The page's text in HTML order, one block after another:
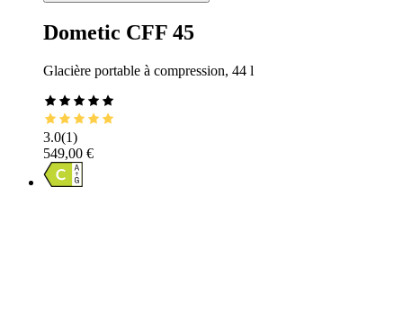
Dometic CFF 45
Glacière portable à compression, 44 l
3.0(1)
549,00 €